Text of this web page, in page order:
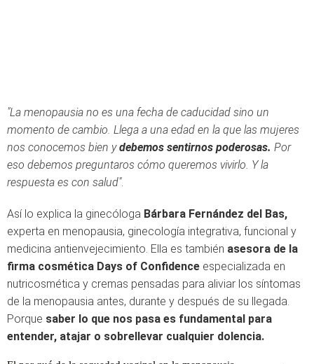
"La menopausia no es una fecha de caducidad sino un
momento de cambio. Llega a una edad en la que las mujeres
nos conocemos bien ydebemos sentirnos poderosas. Por
eso debemos preguntaros cómo queremos vivirlo. Y la
respuesta es con salud".
Así lo explica la ginecóloga Bárbara Fernández del Bas,
experta en menopausia, ginecología integrativa, funcional y
medicina antienvejecimiento. Ella es también asesora de la
firma cosmética Days of Confidence especializada en
nutricosmética y cremas pensadas para aliviar los síntomas
de la menopausia antes, durante y después de su llegada.
Porque saber lo que nos pasa es fundamental para
entender, atajar o sobrellevar cualquier dolencia.